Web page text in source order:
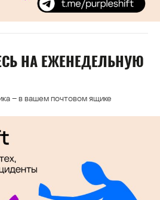
НА ЕЖЕНЕДЕЛЬНУЮ
– в вашем почтовом ящике